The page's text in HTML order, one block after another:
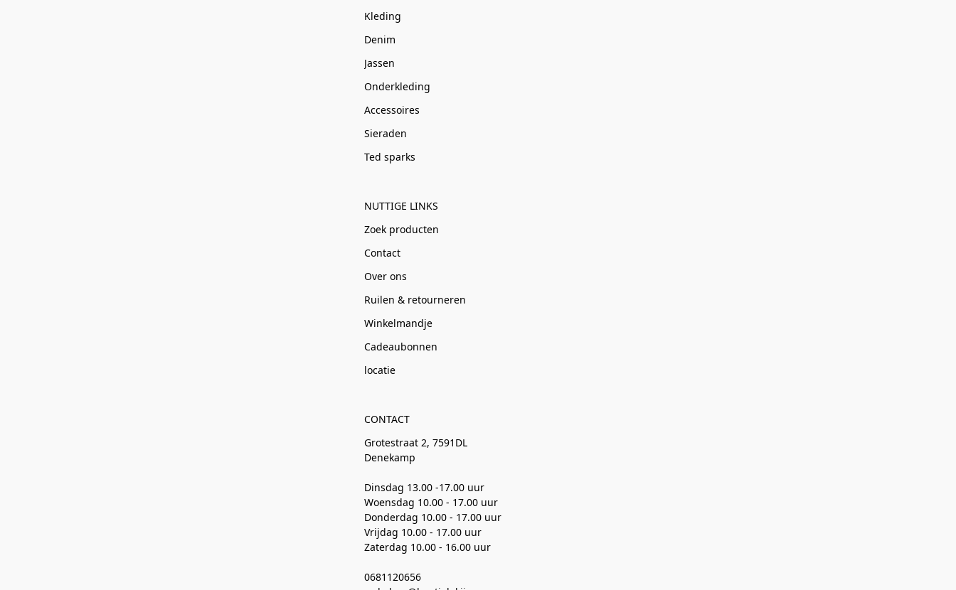
Kleding
Denim
Jassen
Onderkleding
Accessoires
Sieraden
Ted sparks
NUTTIGE LINKS
Zoek producten
Contact
Over ons
Ruilen & retourneren
Winkelmandje
Cadeaubonnen
locatie
CONTACT
Grotestraat 2, 7591DL
Denekamp
Dinsdag 13.00 -17.00 uur
Woensdag 10.00 - 17.00 uur
Donderdag 10.00 - 17.00 uur
Vrijdag 10.00 - 17.00 uur
Zaterdag 10.00 - 16.00 uur
0681120656